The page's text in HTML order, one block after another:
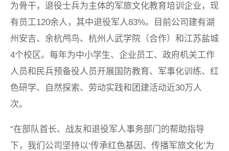
为骨干，退役士兵为主体的军旅文化教育培训企业，现
有员工120余人，其中退役军人83%。目前公司建有湖
州安吉、余杭鸬鸟、杭州人武学院（合作）和江苏盐城
4个校区。每年为中小学生、企业员工、政府机关工作
人员和民兵预备役人员开展国防教育、军事化训练、红
色研学、自然探索、劳动实践和团建活动近30万人
次。
“在部队首长、战友和退役军人事务部门的帮助指导
下，我们公司坚持以‘传承红色基因、传播军旅文化’为